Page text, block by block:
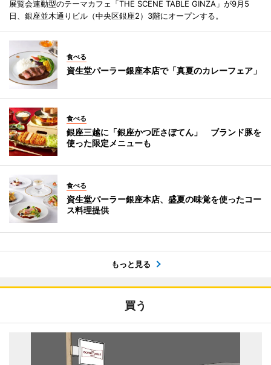
展覧会連動型のテーマカフェ「THE SCENE TABLE GINZA」が9月5
日、銀座並木通りビル（中央区銀座2）3階にオープンする。
食べる
資生堂パーラー銀座本店で「真夏のカレーフェア」
食べる
銀座三越に「銀座かつ匠さぼてん」 ブランド豚を
使った限定メニューも
食べる
資生堂パーラー銀座本店、盛夏の味覚を使ったコー
ス料理提供
もっと見る
買う